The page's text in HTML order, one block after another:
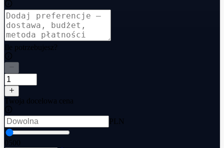
Ile potrzebujesz?
Twoja docelowa cena
PLN
0500